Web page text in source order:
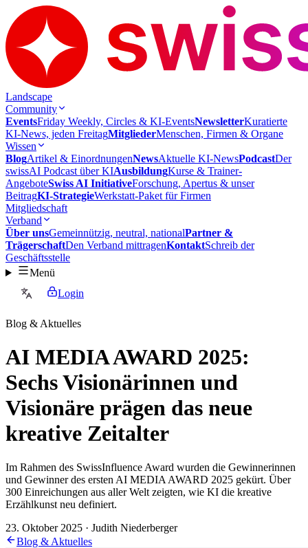
Landscape
Community
EventsFriday Weekly, Circles & KI-EventsNewsletterKuratierte
KI-News, jeden FreitagMitgliederMenschen, Firmen & Organe
Wissen
BlogArtikel & EinordnungenNewsAktuelle KI-NewsPodcastDer
swissAI Podcast über KIAusbildungKurse & Trainer-
AngeboteSwiss AI InitiativeForschung, Apertus & unser
BeitragKI-StrategieWerkstatt-Paket für Firmen
Mitgliedschaft
Verband
Über unsGemeinnützig, neutral, nationalPartner &
TrägerschaftDen Verband mittragenKontaktSchreib der
Geschäftsstelle
Menü
DE Login
Blog & Aktuelles
AI MEDIA AWARD 2025:
Sechs Visionärinnen und
Visionäre prägen das neue
kreative Zeitalter
Im Rahmen des SwissInfluence Award wurden die Gewinnerinnen
und Gewinner des ersten AI MEDIA AWARD 2025 gekürt. Über
300 Einreichungen aus aller Welt zeigten, wie KI die kreative
Erzählkunst neu definiert.
23. Oktober 2025 · Judith Niederberger
Blog & Aktuelles